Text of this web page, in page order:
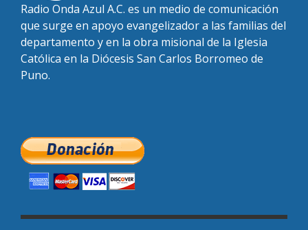
Radio Onda Azul A.C. es un medio de comunicación
que surge en apoyo evangelizador a las familias del
departamento y en la obra misional de la Iglesia
Católica en la Diócesis San Carlos Borromeo de
Puno.